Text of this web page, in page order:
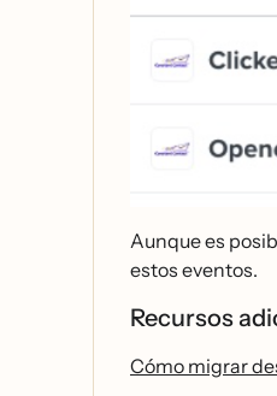
Aunque es
estos eventos.
Recursos
Cómo migrar